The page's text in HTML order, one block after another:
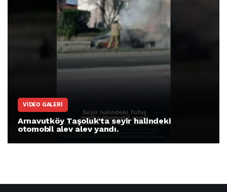
VIDEO GALERI
Arnavutköy Taşoluk’ta seyir halindeki
otomobil alev alev yandı.